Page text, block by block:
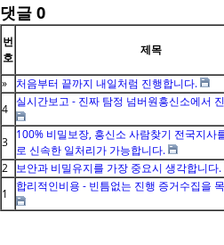
댓글 0
번
호
제목
»
처음부터 끝까지 내일처럼 진행합니다.
4
실시간보고 - 진짜 탐정 넘버원흥신소에서
3
100% 비밀보장, 흥신소 사람찾기 전국지사
로 신속한 일처리가 가능합니다.
2 보안과 비밀유지를 가장 중요시 생각합니다.
1
합리적인비용 - 빈틈없는 진행 증거수집을